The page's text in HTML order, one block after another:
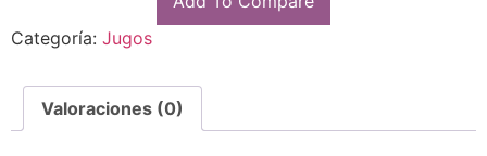
Categoría: Jugos
Valoraciones (0)